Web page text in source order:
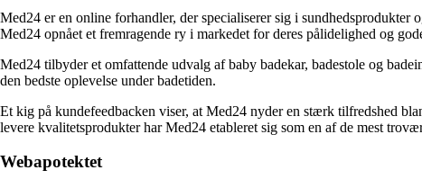
Med24 er en online forhandler, der specialiserer sig i
Med24 opnået et fremragende ry i markedet for deres pålidelighed og
Med24 tilbyder et omfattende udvalg af baby badekar, badestole og
den bedste oplevelse under badetiden.
Et kig på kundefeedbacken viser, at Med24 nyder en stærk tilfredshed
levere kvalitetsprodukter har Med24 etableret sig som en af de mest
Webapotektet